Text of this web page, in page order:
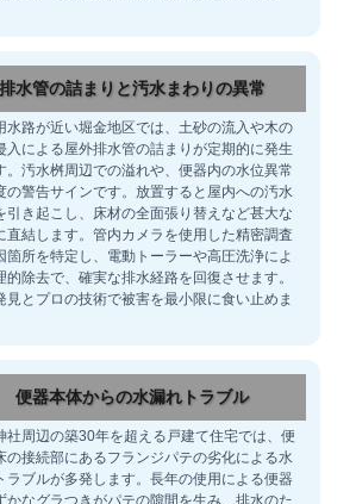
排水管の詰まりと汚水まわりの異常
水路が近い堀金地区では、土砂の流入や木の
入による屋外排水管の詰まりが定期的に発生
。汚水桝周辺での溢れや、便器内の水位異常
の警告サインです。放置すると屋内への汚水
引き起こし、床材の全面張り替えなど甚大な
直結します。管内カメラを使用した精密調査
箇所を特定し、電動トーラーや高圧洗浄によ
的除去で、確実な排水経路を回復させます。
見とプロの技術で被害を最小限に食い止めま
便器本体からの水漏れトラブル
社周辺の築30年を超える戸建て住宅では、便
の接続部にあるフランジパテの劣化による水
ラブルが多発します。長年の使用による便器
かなグラつきがパテの隙間を生み、排水のた